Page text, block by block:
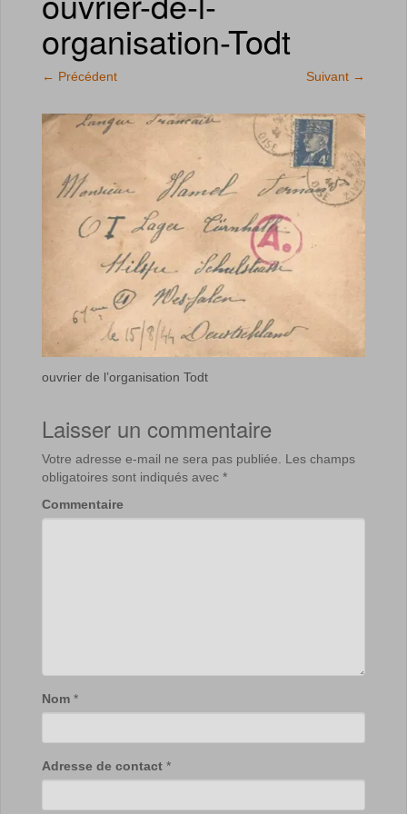
organisation-Todt
← Précédent Suivant →
ouvrier de l’organisation Todt
Laisser un commentaire
Votre adresse e-mail ne sera pas publiée.
Les champs
obligatoires sont indiqués avec *
Commentaire
Nom *
Adresse de contact *